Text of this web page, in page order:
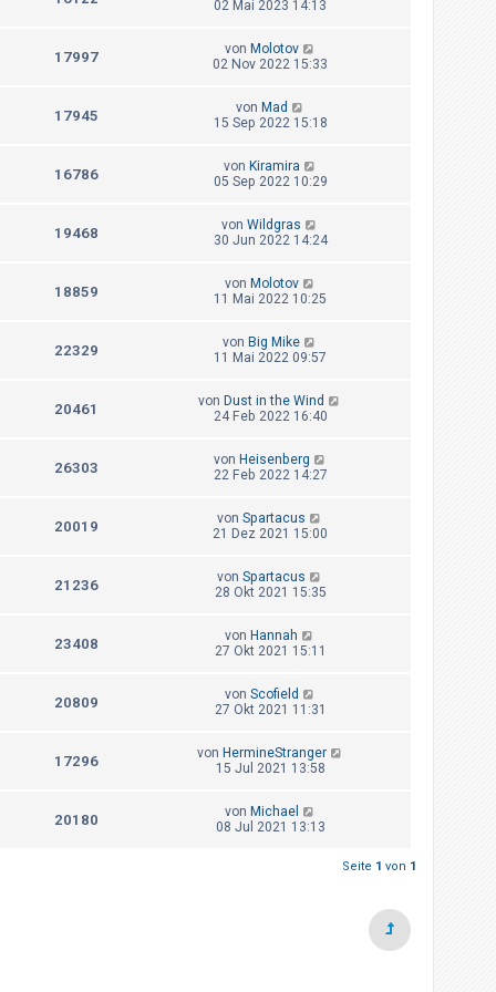
02 Mai 2023 14:13
17997 von Molotov
02 Nov 2022 15:33
17945 von Mad
15 Sep 2022 15:18
16786 von Kiramira
05 Sep 2022 10:29
19468 vonWildgras
30 Jun 2022 14:24
18859 von Molotov
11 Mai 2022 10:25
22329 von Big Mike
11 Mai 2022 09:57
20461 von Dust in the Wind
24 Feb 2022 16:40
26303 von Heisenberg
22 Feb 2022 14:27
20019 vonSpartacus
21 Dez 2021 15:00
21236 vonSpartacus
28 Okt 2021 15:35
23408 von Hannah
27 Okt 2021 15:11
20809 von Scofield
27 Okt 2021 11:31
17296 von HermineStranger
15 Jul 2021 13:58
20180 von Michael
08 Jul 2021 13:13
Seite 1 von 1